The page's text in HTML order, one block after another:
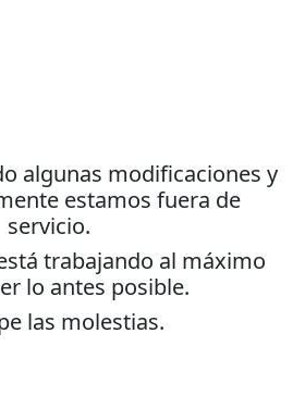
algunas modificaciones y
estamos fuera de
servicio.
trabajando al máximo
lo antes posible.
las molestias.